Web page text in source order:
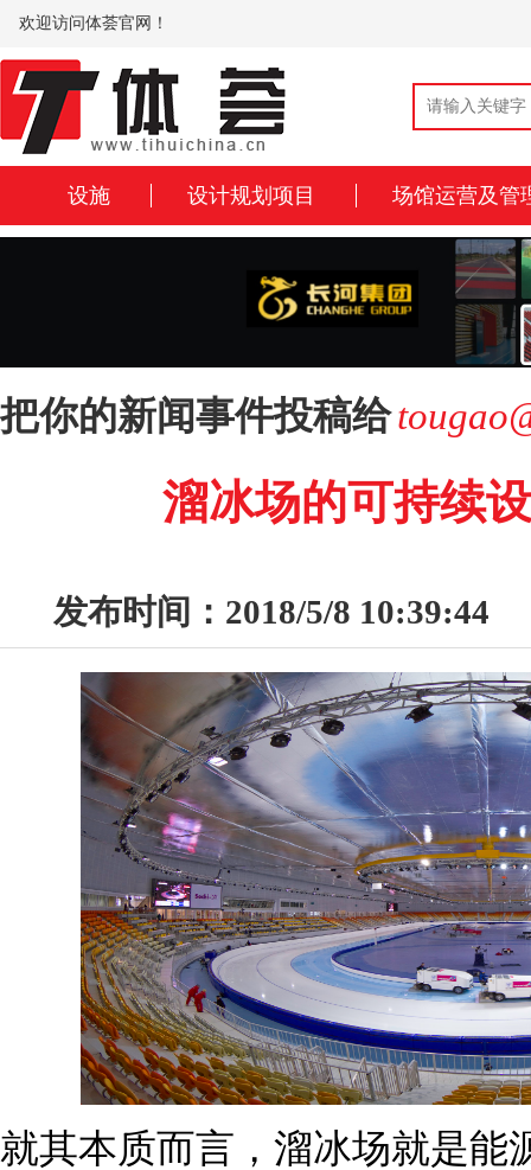
欢迎访问体荟官网！
设施 设计规划项目 场馆运营及管
把你的新闻事件投稿给
溜冰场的可持续
发布时间：2018/5/8 10:39:44
就其本质而言，溜冰场就是能